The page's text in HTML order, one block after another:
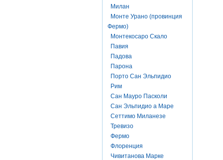
Милан
Монте Урано (провинция
Фермо)
Монтекосаро Скало
Павия
Падова
Парона
Порто Сан Эльпидио
Рим
Сан Мауро Пасколи
Сан Эльпидио а Маре
Сеттимо Миланезе
Тревизо
Фермо
Флоренция
Чивитанова Марке